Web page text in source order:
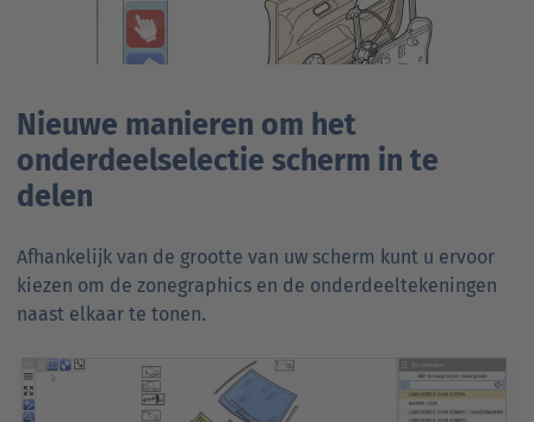
Nieuwe manieren om het
onderdeelselectie scherm in te
delen
Afhankelijk van de grootte van uw scherm kunt u ervoor
kiezen om de zonegraphics en de onderdeeltekeningen
naast elkaar te tonen.